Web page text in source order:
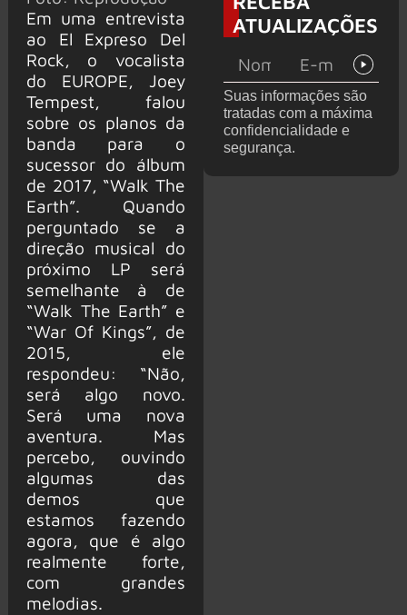
Em uma entrevista
ao El Expreso Del
Rock, o vocalista
do EUROPE, Joey
Tempest, falou
sobre os planos da
banda para o
sucessor do álbum
de 2017, “Walk The
Earth”. Quando
perguntado se a
direção musical do
próximo LP será
semelhante à de
“Walk The Earth” e
“War Of Kings”, de
2015, ele
respondeu: “Não,
será algo novo.
Será uma nova
aventura. Mas
percebo, ouvindo
algumas das
demos que
estamos fazendo
agora, que é algo
realmente forte,
com grandes
melodias.
futuro e
levanta
de de
deixar os
palcos
ATUALIZAÇÕES
Suas informações são
tratadas com a máxima
confidencialidade e
segurança.